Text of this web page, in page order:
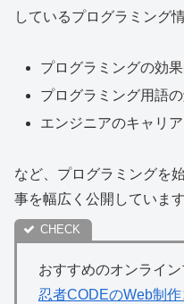
しているプログラミング
プログラミングの効
プログラミング用語
エンジニアのキャリ
など、プログラミングを
事を幅広く公開しています
おすすめのオンライ
忍者CODEのWeb制作